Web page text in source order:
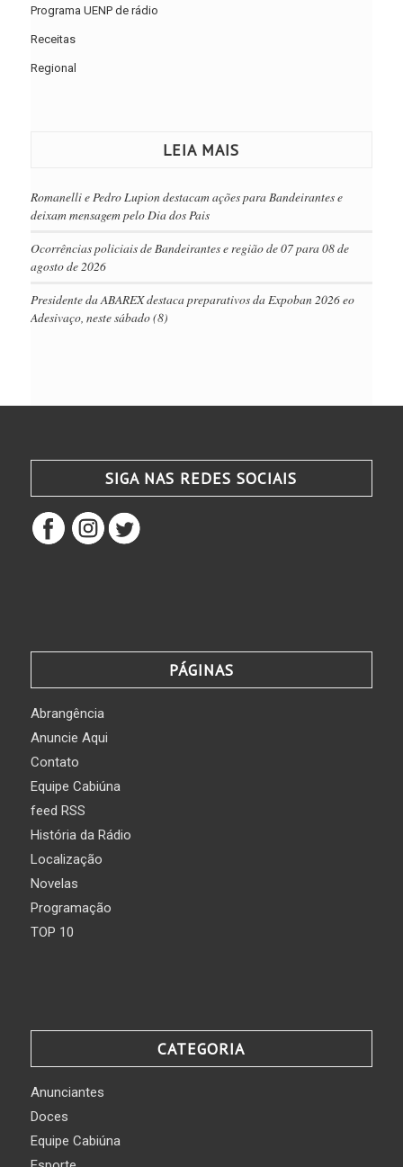
Programa UENP de rádio
Receitas
Regional
LEIA MAIS
Romanelli e Pedro Lupion destacam ações para Bandeirantes e
deixam mensagem pelo Dia dos Pais
Ocorrências policiais de Bandeirantes e região de 07 para 08 de
agosto de 2026
Presidente da ABAREX destaca preparativos da Expoban 2026 eo
Adesivaço, neste sábado (8)
SIGA NAS REDES SOCIAIS
PÁGINAS
Abrangência
Anuncie Aqui
Contato
Equipe Cabiúna
feed RSS
História da Rádio
Localização
Novelas
Programação
TOP 10
CATEGORIA
Anunciantes
Doces
Equipe Cabiúna